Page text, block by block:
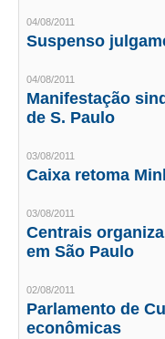
PERSONALIDADES DA
NÚCLEO DA MULHER
TRANSPARÊNCIA
JURÍDICO
ACORDOS,
CONTRIBUIÇÃO
04/08/2011
Suspenso
04/08/2011
Manifestação
de S. Paulo
03/08/2011
Caixa retoma
03/08/2011
Centrais
em São Paulo
02/08/2011
Parlamento de
econômicas